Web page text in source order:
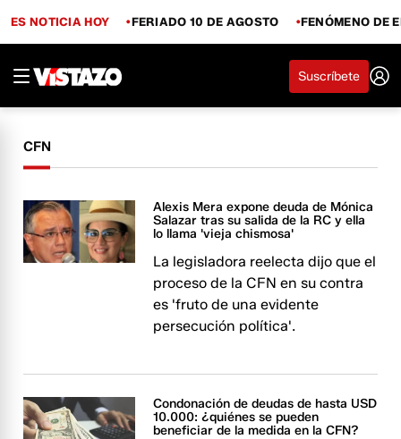
ES NOTICIA HOY FERIADO 10 DE AGOSTO FENÓMENO DE
Suscríbete
CFN
Alexis Mera expone deuda de Mónica
Salazar tras su salida de la RC y ella
lo llama 'vieja chismosa'
La legisladora reelecta dijo que el
proceso de la CFN en su contra
es 'fruto de una evidente
persecución política'.
Condonación de deudas de hasta USD
10.000: ¿quiénes se pueden
beneficiar de la medida en la CFN?